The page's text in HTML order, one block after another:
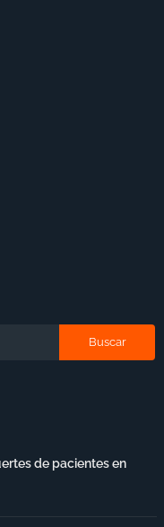
de pacientes en